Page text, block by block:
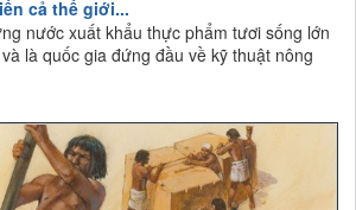
cả thế giới...
nước xuất khẩu thực phẩm tươi sống lớn
là quốc gia đứng đầu về kỹ thuật nông